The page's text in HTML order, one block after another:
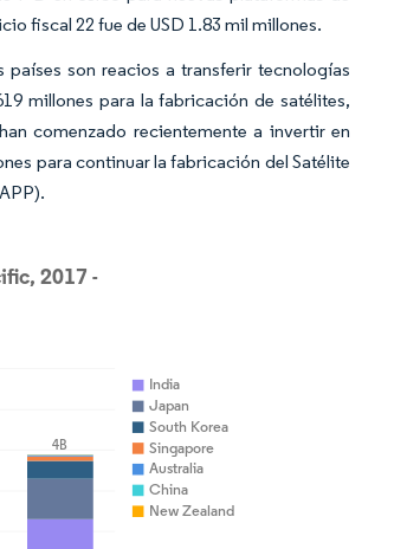
fiscal 22 fue de USD 1.83 mil millones.
son reacios a transferir tecnologías
millones para la fabricación de satélites,
comenzado recientemente a invertir en
para continuar la fabricación del Satélite